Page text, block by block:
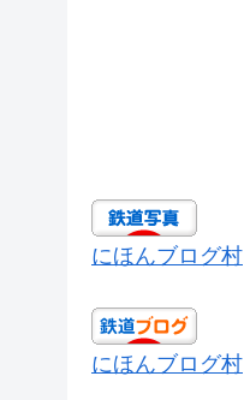
にほんブログ村
にほんブログ村